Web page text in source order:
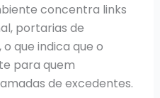
concentra links
portarias de
que indica que o
para quem
de excedentes.